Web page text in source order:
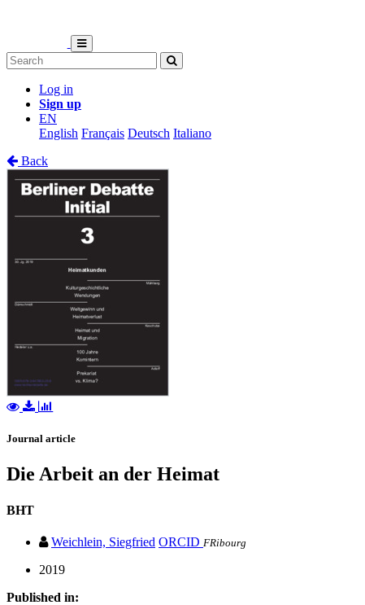
Log in
Sign up
EN
English Français Deutsch Italiano
Back
Journal article
Die Arbeit an der Heimat
BHT
Weichlein, Siegfried ORCID FRibourg
2019
Published in: